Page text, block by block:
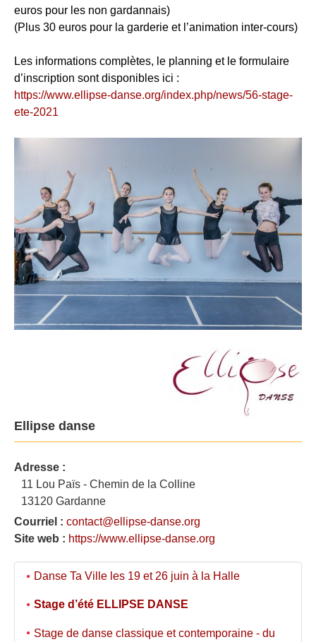
euros pour les non gardannais)
(Plus 30 euros pour la garderie et l’animation inter-cours)
Les informations complètes, le planning et le formulaire
d’inscription sont disponibles ici :
https://www.ellipse-danse.org/index.php/news/56-stage-
ete-2021
Ellipse danse
Adresse :
11 Lou Païs - Chemin de la Colline
13120 Gardanne
Courriel : contact@ellipse-danse.org
Site web : https://www.ellipse-danse.org
Danse Ta Ville les 19 et 26 juin à la Halle
Stage d’été ELLIPSE DANSE
Stage de danse classique et contemporaine - du